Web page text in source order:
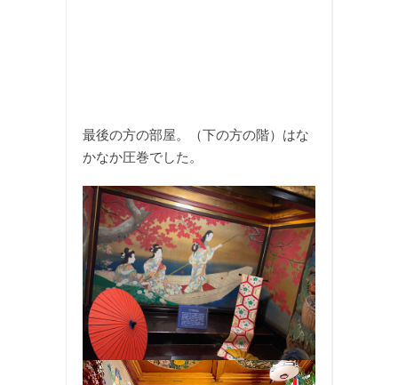
最後の方の部屋。（下の方の階）はな
かなか圧巻でした。